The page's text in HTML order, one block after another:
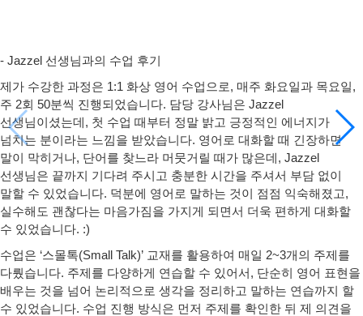
- Jazzel 선생님과의 수업 후기
제가 수강한 과정은 1:1 화상 영어 수업으로, 매주 화요일과 목요일,
주 2회 50분씩 진행되었습니다. 담당 강사님은 Jazzel
선생님이셨는데, 첫 수업 때부터 정말 밝고 긍정적인 에너지가
넘치는 분이라는 느낌을 받았습니다. 영어로 대화할 때 긴장하면
말이 막히거나, 단어를 찾느라 머뭇거릴 때가 많은데, Jazzel
선생님은 끝까지 기다려 주시고 충분한 시간을 주셔서 부담 없이
말할 수 있었습니다. 덕분에 영어로 말하는 것이 점점 익숙해졌고,
실수해도 괜찮다는 마음가짐을 가지게 되면서 더욱 편하게 대화할
수 있었습니다. :)
수업은 ‘스몰톡(Small Talk)’ 교재 를 활용하여 매일 2~3개의 주제 를
다뤘습니다. 주제를 다양하게 연습할 수 있어서, 단순히 영어 표현을
배우는 것을 넘어 논리적으로 생각을 정리하고 말하는 연습까지 할
수 있었습니다. 수업 진행 방식은 먼저 주제를 확인한 뒤 제 의견을